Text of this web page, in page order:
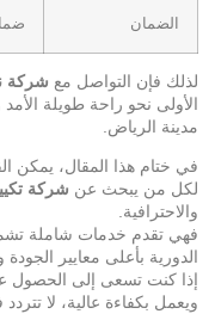
الضمان
لذلك فإن التواصل مع شركة
الأولى نحو راحة طويلة
مدينة الرياض.
في ختام هذا المقال، يمكن
لكل من يبحث عن شركة
والاحترافية.
فهي تقدم خدمات شاملة تشمل
الدورية بأعلى معايير الجودة
إذا كنت تسعى إلى الحصول
ويعمل بكفاءة عالية، لا